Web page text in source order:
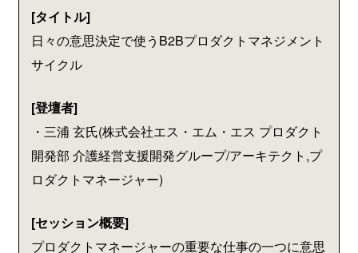
[タイトル]
日々の意思決定で使うB2Bプロダクトマネジメント
サイクル
[登壇者]
・三浦 玄氏(株式会社エス・エム・エス プロダクト
開発部 介護経営支援開発グループ/アーキテクト,プ
ロダクトマネージャー)
[セッション概要]
プロダクトマネージャーの重要な仕事の一つに意思